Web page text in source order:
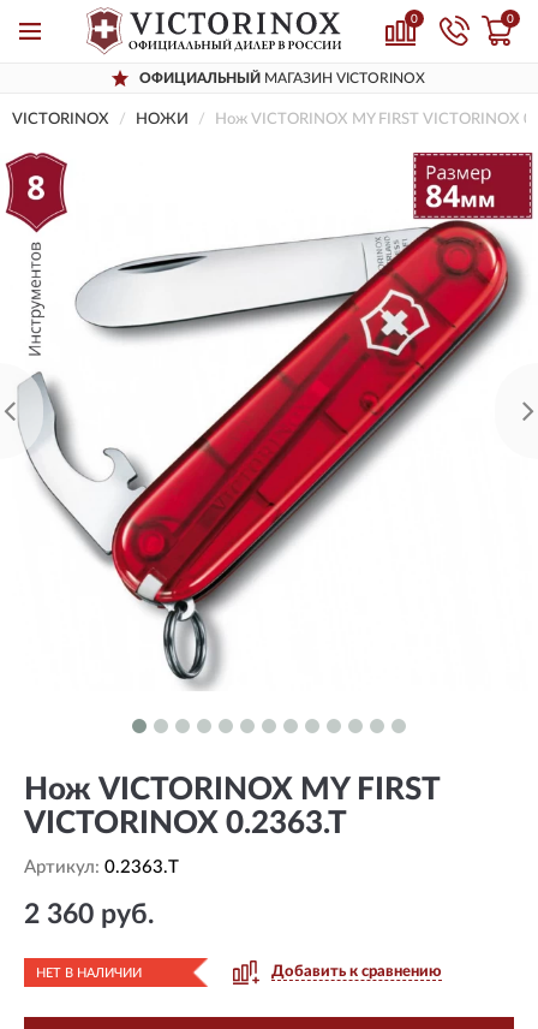
0 0
ОФИЦИАЛЬНЫЙ МАГАЗИН VICTORINOX
VICTORINOX НОЖИ Нож VICTORINOX MY FIRST VICTORINOX
Нож VICTORINOX MY FIRST
VICTORINOX 0.2363.T
Артикул: 0.2363.T
2 360 руб.
НЕТ В НАЛИЧИИ Добавить к сравнению